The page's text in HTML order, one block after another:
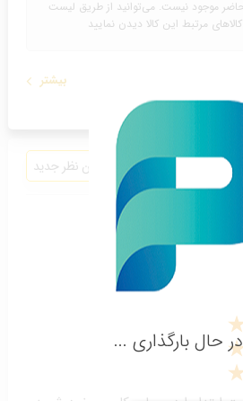
در حال بارگذاری ...
حاضر موجود نیست. می‌توانید از طریق لیست
مرتبط این کالا دیدن نمایید
بیشتر
افزودن نظر جدید